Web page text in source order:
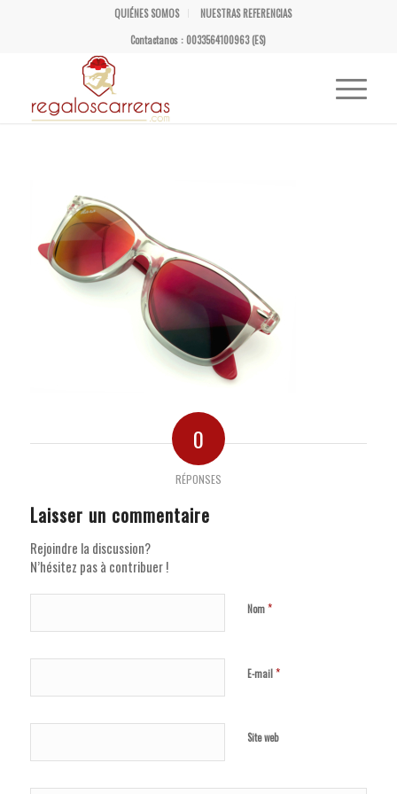
QUIÉNES SOMOS
NUESTRAS REFERENCIAS
Contactanos : 0033564100963 (ES)
0
RÉPONSES
Laisser un commentaire
Rejoindre la discussion?
N’hésitez pas à contribuer !
Nom*
E-mail*
Site web